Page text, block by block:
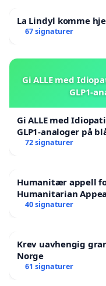
La Lindyl komme
67 signaturer
Gi ALLE med
GLP1-
Gi ALLE med
GLP1-analoger på
72 signaturer
Humanitær appell
Humanitarian
Victims
40 signaturer
Krev uavhengig
Norge
61 signaturer